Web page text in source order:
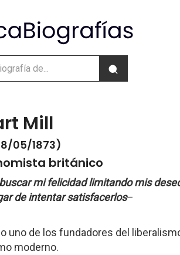
Mill
05/1873)
británico
mi felicidad limitando mis
de intentar satisfacerlos–
uno de los fundadores del
moderno.